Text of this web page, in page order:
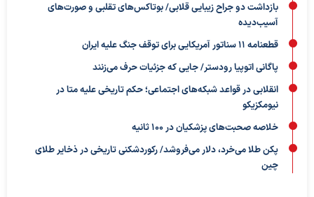
بازداشت دو جراح زیبایی قلابی/ بوتاکس‌های تقلبی و صورت‌های
آسیب‌دیده
قطعنامه ۱۱ سناتور آمریکایی برای توقف جنگ علیه ایران
پاگانی اتوپیا رودستر/ جایی که جزئیات حرف می‌زنند
انقلابی در قواعد شبکه‌های اجتماعی؛ حکم تاریخی علیه متا در
نیومکزیکو
خلاصه صحبت‌های پزشکیان در ۱۰۰ ثانیه
پکن طلا می‌خرد، دلار می‌فروشد/ رکوردشکنی تاریخی در ذخایر طلای
چین